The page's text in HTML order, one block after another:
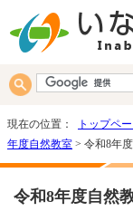
現在の位置： トップペ
年度自然教室 > 令和8年
令和8年度自然